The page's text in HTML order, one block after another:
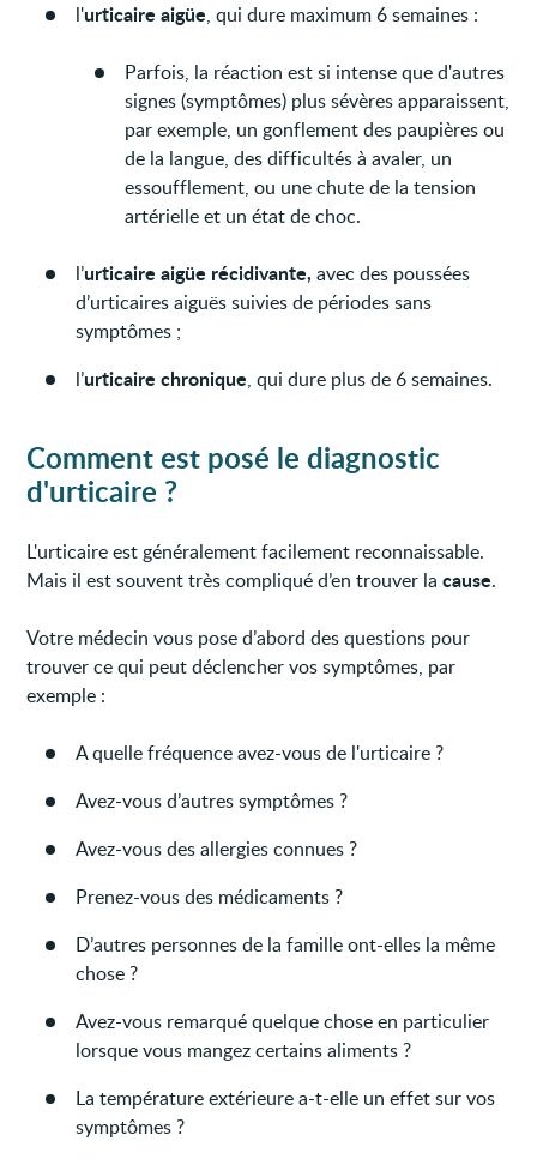
l'urticaire aigüe, qui dure maximum 6 semaines :
Parfois, la réaction est si intense que d'autres
signes (symptômes) plus sévères apparaissent,
par exemple, un gonflement des paupières ou
de la langue, des difficultés à avaler, un
essoufflement, ou une chute de la tension
artérielle et un état de choc.
l’urticaire aigüe récidivante, avec des poussées
d’urticaires aiguës suivies de périodes sans
symptômes ;
l’urticaire chronique, qui dure plus de 6 semaines.
Comment est posé le diagnostic
d'urticaire ?
L'urticaire est généralement facilement reconnaissable.
Mais il est souvent très compliqué d’en trouver lacause.
Votre médecin vous pose d’abord des questions pour
trouver ce qui peut déclencher vos symptômes, par
exemple :
A quelle fréquence avez-vous de l'urticaire ?
Avez-vous d’autres symptômes ?
Avez-vous des allergies connues ?
Prenez-vous des médicaments ?
D’autres personnes de la famille ont-elles la même
chose ?
Avez-vous remarqué quelque chose en particulier
lorsque vous mangez certains aliments ?
La température extérieure a-t-elle un effet sur vos
symptômes ?